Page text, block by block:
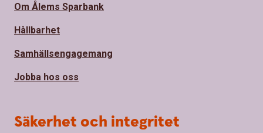
Om Ålems Sparbank
Hållbarhet
Samhällsengagemang
Jobba hos oss
Säkerhet och integritet